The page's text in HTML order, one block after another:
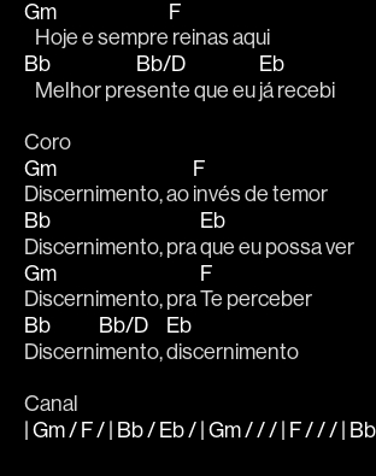
Gm
   Hoje e sempre
F
reinas aqui
Bb
   Melhor pre
Bb/D
sente que eu
Eb
já recebi
Coro
Gm
Discernimento, ao
F
invés de temor
Bb
Discernimento, pra
Eb
que eu possa ver
Gm
Discernimento, pra
F
Te perceber
Bb
Discerni
Bb/D
mento,
Eb
discernimento
Canal
| Gm / F / | Bb / Eb / | Gm / / / | F / / / |